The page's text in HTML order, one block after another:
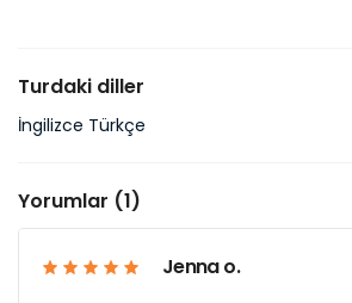
Turdaki diller
İngilizce Türkçe
Yorumlar (1)
Jenna o.